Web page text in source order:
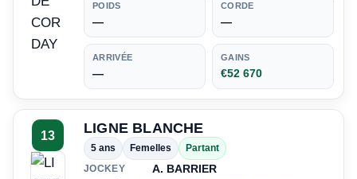
POIDS
—
CORDE
—
ARRIVÉE
—
GAINS
€52 670
13 LIGNE BLANCHE
5 ans Femelles
Partant
JOCKEY
A. BARRIER